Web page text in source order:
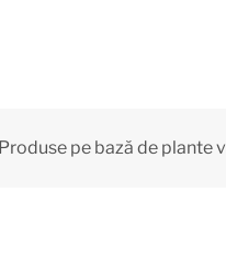
Produse pe bază de plante